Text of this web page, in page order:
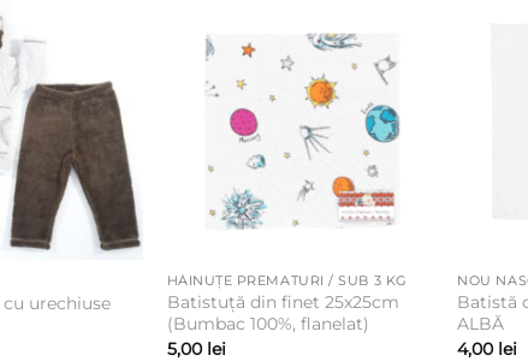
urechiuse
HĂINUȚE PREMATURI / SUB 3 KG
Batistuță din finet 25x25cm
(Bumbac 100%, flanelat)
5,00 lei
NOU
Batistă
ALBĂ
4,00 lei